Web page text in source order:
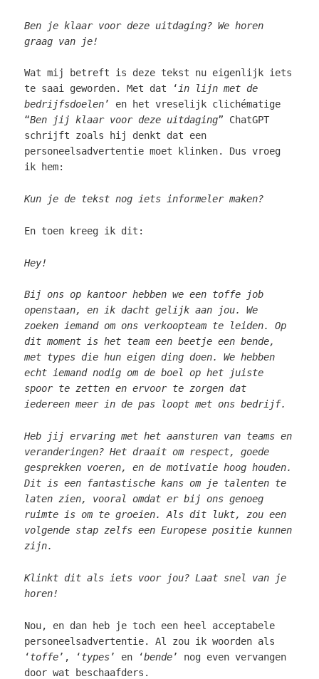
Ben je klaar voor deze uitdaging? We horen
graag van je!
Wat mij betreft is deze tekst nu eigenlijk iets
te saai geworden. Met dat ‘in lijn met de
bedrijfsdoelen’ en het vreselijk clichématige
“Ben jij klaar voor deze uitdaging” ChatGPT
schrijft zoals hij denkt dat een
personeelsadvertentie moet klinken. Dus vroeg
ik hem:
Kun je de tekst nog iets informeler maken?
En toen kreeg ik dit:
Hey!
Bij ons op kantoor hebben we een toffe job
openstaan, en ik dacht gelijk aan jou. We
zoeken iemand om ons verkoopteam te leiden. Op
dit moment is het team een beetje een bende,
met types die hun eigen ding doen. We hebben
echt iemand nodig om de boel op het juiste
spoor te zetten en ervoor te zorgen dat
iedereen meer in de pas loopt met ons bedrijf.
Heb jij ervaring met het aansturen van teams en
veranderingen? Het draait om respect, goede
gesprekken voeren, en de motivatie hoog houden.
Dit is een fantastische kans om je talenten te
laten zien, vooral omdat er bij ons genoeg
ruimte is om te groeien. Als dit lukt, zou een
volgende stap zelfs een Europese positie kunnen
zijn.
Klinkt dit als iets voor jou? Laat snel van je
horen!
Nou, en dan heb je toch een heel acceptabele
personeelsadvertentie. Al zou ik woorden als
‘toffe’, ‘types’ en ‘bende’ nog even vervangen
door wat beschaafders.